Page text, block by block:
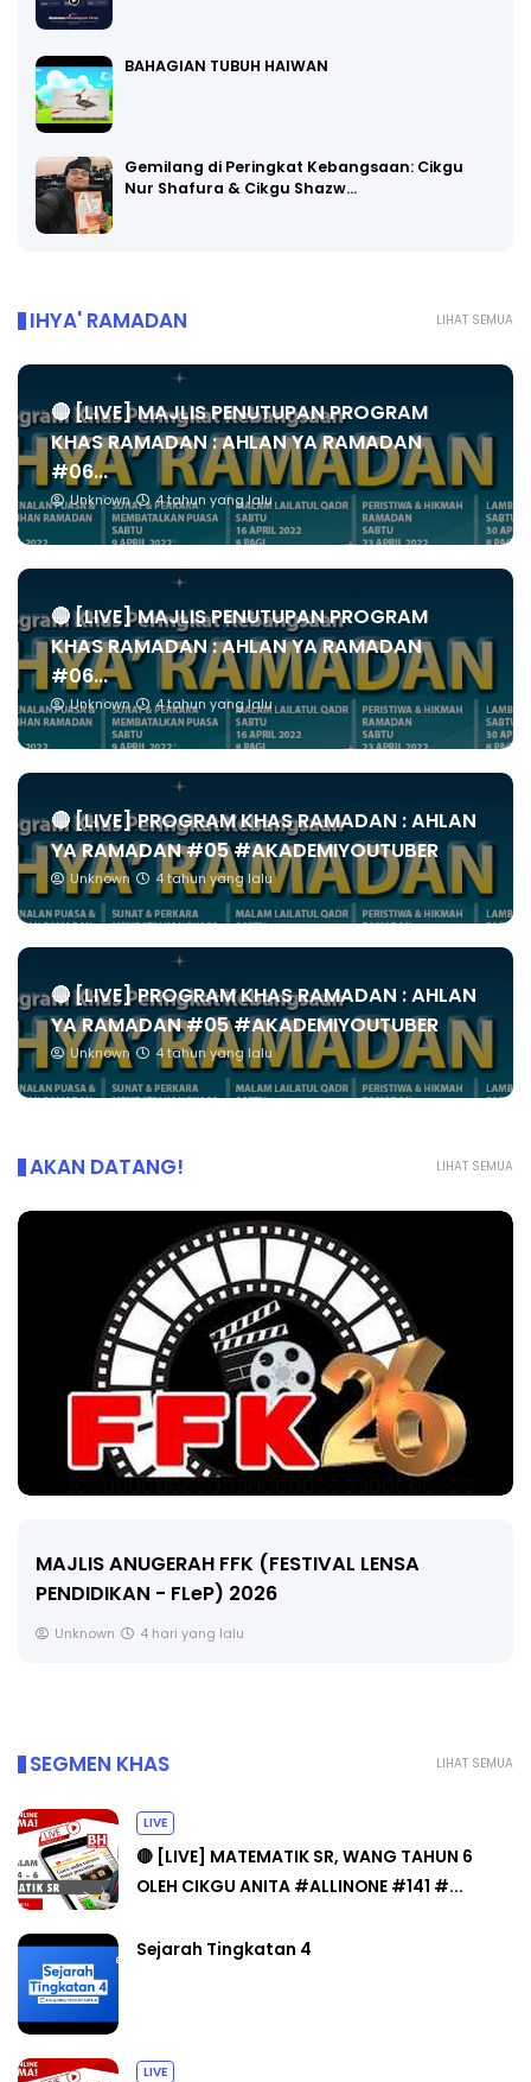
BAHAGIAN TUBUH HAIWAN
Gemilang di Peringkat Kebangsaan: Cikgu
Nur Shafura & Cikgu Shazw…
LIHAT SEMUA
IHYA' RAMADAN
🔴 [LIVE] MAJLIS PENUTUPAN PROGRAM
KHAS RAMADAN : AHLAN YA RAMADAN
#06...
Unknown 4 tahun yang lalu
🔴 [LIVE] MAJLIS PENUTUPAN PROGRAM
KHAS RAMADAN : AHLAN YA RAMADAN
#06...
Unknown 4 tahun yang lalu
🔴 [LIVE] PROGRAM KHAS RAMADAN : AHLAN
YA RAMADAN #05 #AKADEMIYOUTUBER
Unknown 4 tahun yang lalu
🔴 [LIVE] PROGRAM KHAS RAMADAN : AHLAN
YA RAMADAN #05 #AKADEMIYOUTUBER
Unknown 4 tahun yang lalu
LIHAT SEMUA
AKAN DATANG!
🔴 [LIVE] MATEMATIK SR, WANG TAHUN 6
CIKGU ANITA #ALLINONE #141 #...
LIHAT SEMUA
SEGMEN KHAS
LIVE
🔴 [LIVE] MATEMATIK SR, WANG TAHUN 6
OLEH CIKGU ANITA #ALLINONE #141 #...
Sejarah Tingkatan 4
LIVE